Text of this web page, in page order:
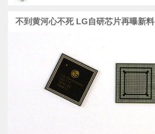
不到黄河心不死 LG自研芯片再曝新料